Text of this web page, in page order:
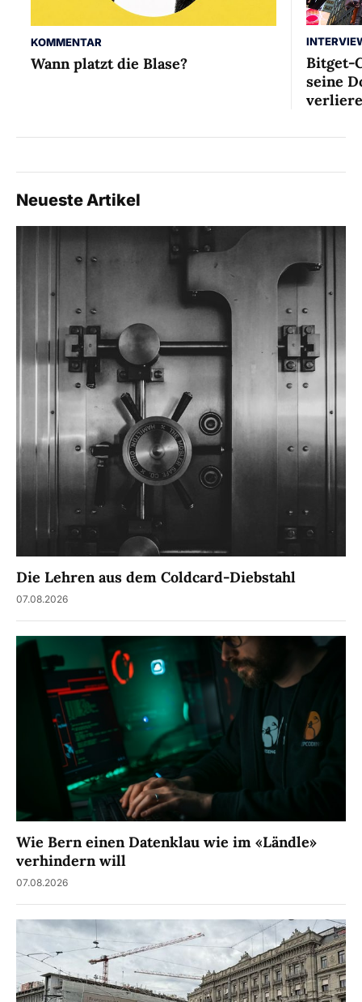
KOMMENTAR
Wann platzt die Blase?
Bitget-
seine
Neueste Artikel
Die Lehren aus dem Coldcard-Diebstahl
07.08.2026
Wie Bern einen Datenklau wie im «Ländle»
verhindern will
07.08.2026